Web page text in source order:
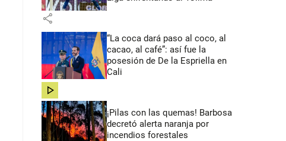
share
“La coca dará paso al coco, al
cacao, al café”: así fue la
posesión de De la Espriella en
Cali
share
¡Pilas con las quemas! Barbosa
decretó alerta naranja por
incendios forestales